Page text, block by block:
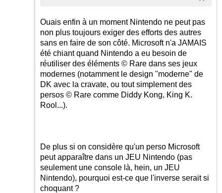
Ouais enfin à un moment Nintendo ne peut pas
non plus toujours exiger des efforts des autres
sans en faire de son côté. Microsoft n'a JAMAIS
été chiant quand Nintendo a eu besoin de
réutiliser des éléments © Rare dans ses jeux
modernes (notamment le design "moderne" de
DK avec la cravate, ou tout simplement des
persos © Rare comme Diddy Kong, King K.
Rool...).
De plus si on considère qu'un perso Microsoft
peut apparaître dans un JEU Nintendo (pas
seulement une console là, hein, un JEU
Nintendo), pourquoi est-ce que l'inverse serait si
choquant ?